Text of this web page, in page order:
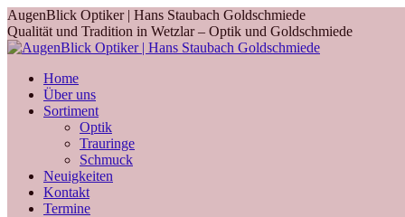
Skip
to
content
AugenBlick Optiker | Hans Staubach Goldschmiede
Qualität und Tradition in Wetzlar – Optik und Goldschmiede
Home
Über uns
Sortiment
Optik
Trauringe
Schmuck
Neuigkeiten
Kontakt
Termine